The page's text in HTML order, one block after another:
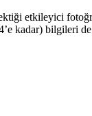
etkileyici
kadar) bilgileri